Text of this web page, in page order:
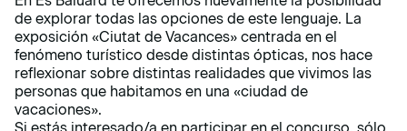
de explorar todas las opciones de este lenguaje. La
exposición «Ciutat de Vacances» centrada en el
fenómeno turístico desde distintas ópticas, nos hace
reflexionar sobre distintas realidades que vivimos las
personas que habitamos en una «ciudad de
vacaciones».